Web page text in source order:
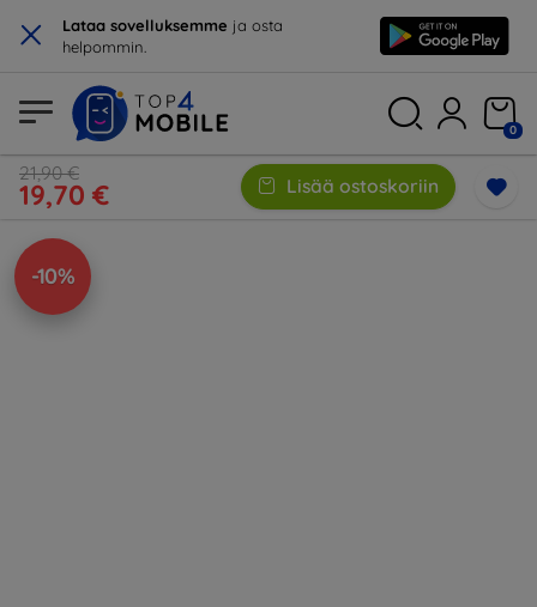
× Lataa sovelluksemme ja osta
helpommin.
0
21,90 €
19,70 € Lisää ostoskoriin
-10%